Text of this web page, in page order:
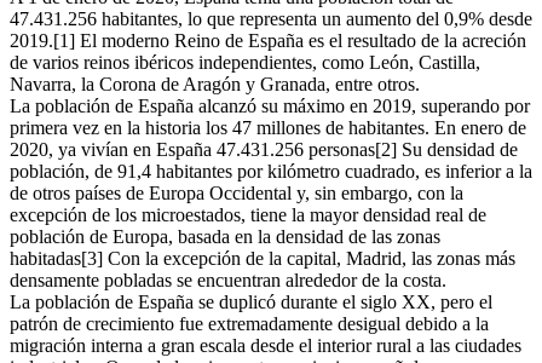
47.431.256 habitantes, lo que representa un aumento del 0,9% desde
2019.[1] El moderno Reino de España es el resultado de la acreción
de varios reinos ibéricos independientes, como León, Castilla,
Navarra, la Corona de Aragón y Granada, entre otros.
La población de España alcanzó su máximo en 2019, superando por
primera vez en la historia los 47 millones de habitantes. En enero de
2020, ya vivían en España 47.431.256 personas[2] Su densidad de
población, de 91,4 habitantes por kilómetro cuadrado, es inferior a la
de otros países de Europa Occidental y, sin embargo, con la
excepción de los microestados, tiene la mayor densidad real de
población de Europa, basada en la densidad de las zonas
habitadas[3] Con la excepción de la capital, Madrid, las zonas más
densamente pobladas se encuentran alrededor de la costa.
La población de España se duplicó durante el siglo XX, pero el
patrón de crecimiento fue extremadamente desigual debido a la
migración interna a gran escala desde el interior rural a las ciudades